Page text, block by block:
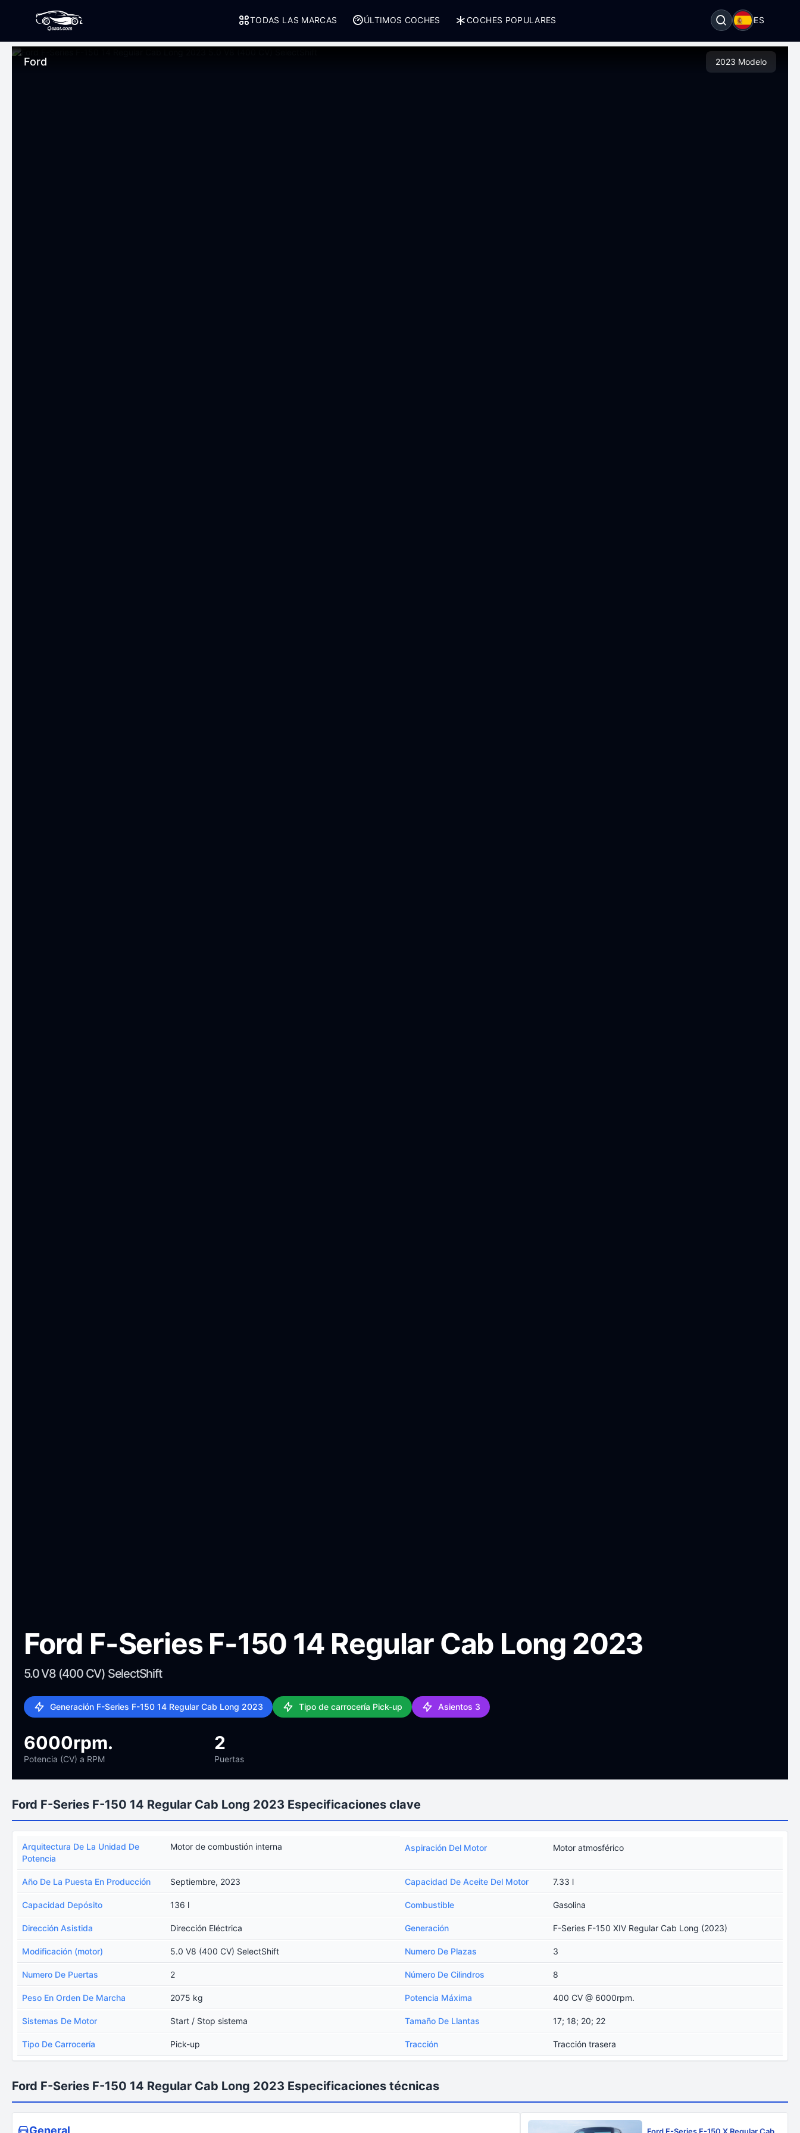
TODAS LAS MARCAS ÚLTIMOS COCHES COCHES POPULARES ES
Ford 2023 Modelo
Ford F-Series F-150 14 Regular Cab Long 2023
5.0 V8 (400 CV) SelectShift
Generación F-Series F-150 14 Regular Cab Long 2023 Tipo de carrocería Pick-up Asientos 3
6000rpm.
Potencia (CV) a RPM
2
Puertas
Ford F-Series F-150 14 Regular Cab Long 2023 Especificaciones clave
Arquitectura De La Unidad De
Potencia
Motor de combustión interna Aspiración Del Motor Motor atmosférico
Año De La Puesta En Producción Septiembre, 2023 Capacidad De Aceite Del Motor 7.33 l
Capacidad Depósito 136 l Combustible Gasolina
Dirección Asistida Dirección Eléctrica Generación F-Series F-150 XIV Regular Cab Long (2023)
Modificación (motor) 5.0 V8 (400 CV) SelectShift Numero De Plazas 3
Numero De Puertas 2 Número De Cilindros 8
Peso En Orden De Marcha 2075 kg Potencia Máxima 400 CV @ 6000rpm.
Sistemas De Motor Start / Stop sistema Tamaño De Llantas 17; 18; 20; 22
Tipo De Carrocería Pick-up Tracción Tracción trasera
Ford F-Series F-150 14 Regular Cab Long 2023 Especificaciones técnicas
General